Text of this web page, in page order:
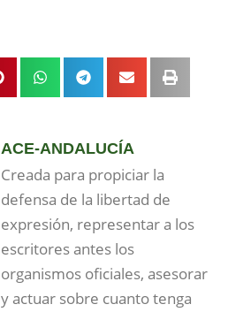
ACE-ANDALUCÍA
Creada para propiciar la
defensa de la libertad de
expresión, representar a los
escritores antes los
organismos oficiales, asesorar
y actuar sobre cuanto tenga